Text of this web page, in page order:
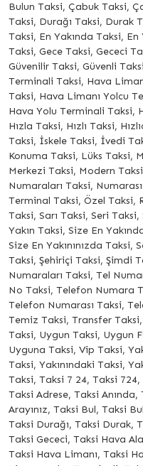
Bulun Taksi, Çabuk Taksi,
Taksi, Durağı Taksi, Durak
Taksi, En Yakında Taksi, En
Taksi, Gece Taksi, Gececi
Güvenilir Taksi, Güvenli
Terminali Taksi, Hava
Taksi, Hava Limanı Yolcu
Hava Yolu Terminali Taksi,
Hızla Taksi, Hızlı Taksi,
Taksi, İskele Taksi, İvedi
Konuma Taksi, Lüks Taksi,
Merkezi Taksi, Modern
Numaraları Taksi,
Terminal Taksi, Özel Taksi,
Taksi, Sarı Taksi, Seri
Yakın Taksi, Size En
Size En Yakınınızda Taksi,
Taksi, Şehiriçi Taksi, Şimdi
Numaraları Taksi, Tel
No Taksi, Telefon Numara
Telefon Numarası Taksi,
Temiz Taksi, Transfer
Taksi, Uygun Taksi, Uygun
Uyguna Taksi, Vip Taksi,
Taksi, Yakınındaki Taksi,
Taksi, Taksi 7 24, Taksi
Taksi Adrese, Taksi
Arayınız, Taksi Bul, Taksi
Taksi Durağı, Taksi Durak,
Taksi Gececi, Taksi Hava
Taksi Hava Limanı, Taksi